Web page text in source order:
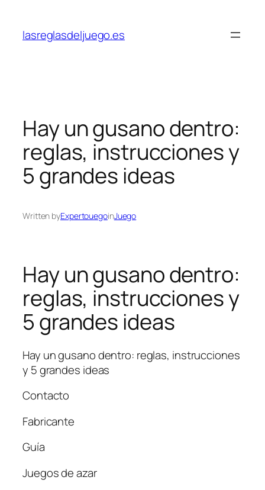
content
lasreglasdeljuego.es
Hay un gusano dentro:
reglas, instrucciones y
5 grandes ideas
Written byExpertouegoinJuego
Hay un gusano dentro:
reglas, instrucciones y
5 grandes ideas
Hay un gusano dentro: reglas, instrucciones
y 5 grandes ideas
Contacto
Fabricante
Guía
Juegos de azar